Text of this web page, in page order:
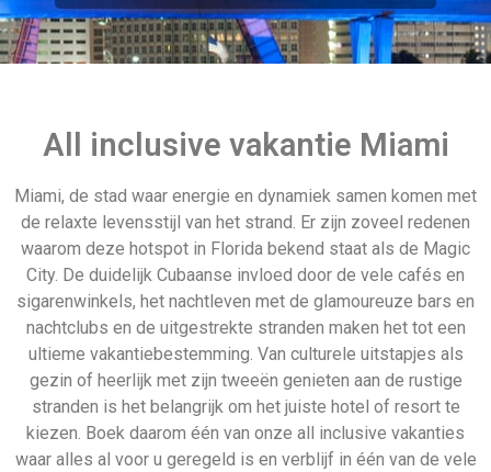
All inclusive vakantie Miami
Miami, de stad waar energie en dynamiek samen komen met
de relaxte levensstijl van het strand. Er zijn zoveel redenen
waarom deze hotspot in Florida bekend staat als de Magic
City. De duidelijk Cubaanse invloed door de vele cafés en
sigarenwinkels, het nachtleven met de glamoureuze bars en
nachtclubs en de uitgestrekte stranden maken het tot een
ultieme vakantiebestemming. Van culturele uitstapjes als
gezin of heerlijk met zijn tweeën genieten aan de rustige
stranden is het belangrijk om het juiste hotel of resort te
kiezen. Boek daarom één van onze all inclusive vakanties
waar alles al voor u geregeld is en verblijf in één van de vele